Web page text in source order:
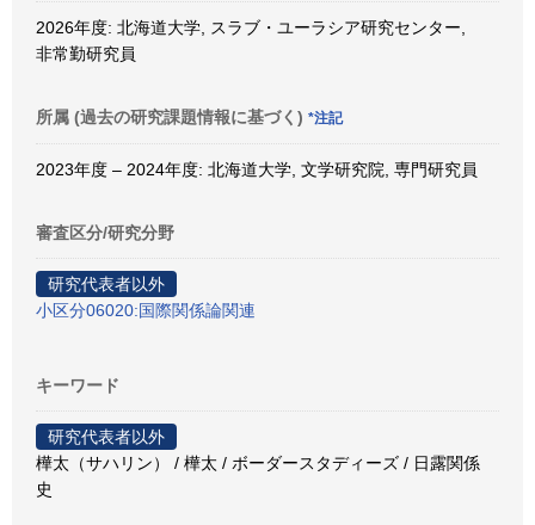
2026年度: 北海道大学, スラブ・ユーラシア研究センター,
非常勤研究員
所属 (過去の研究課題情報に基づく) *注記
2023年度 – 2024年度: 北海道大学, 文学研究院, 専門研究員
審査区分/研究分野
研究代表者以外
小区分06020:国際関係論関連
キーワード
研究代表者以外
樺太（サハリン） / 樺太 / ボーダースタディーズ / 日露関係
史